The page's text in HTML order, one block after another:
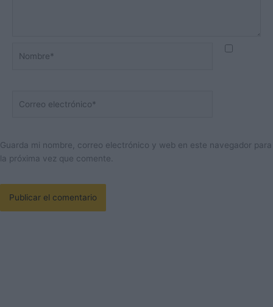
electrónico*
Guarda mi nombre, correo electrónico y web en este navegador para
la próxima vez que comente.